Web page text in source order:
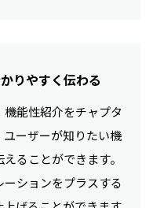
りやすく伝わる
能性紹介をチャプタ
ーザーが知りたい機
ることができます。
ションをプラスする